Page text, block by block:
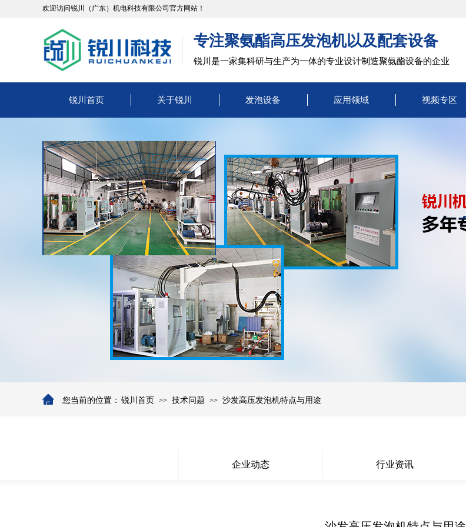
欢迎访问锐川（广东）机电科技有限公司官方网站！
专注聚氨酯高压发泡机以及配套设备
锐川是一家集科研与生产为一体的专业设计制造聚氨酯设备的企业
锐川首页 关于锐川 发泡设备 应用领域 视频专区
锐川首页 >> 技术问题 >> 沙发高压发泡机特点与用途
您当前的位置：
企业动态 行业资讯